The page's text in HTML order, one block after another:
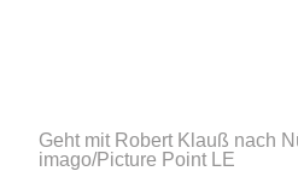
Geht mit Robert Klauß nach
imago/Picture Point LE